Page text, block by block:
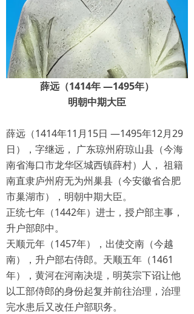
薛远 （1414年 —1495年）
明朝中期大臣
薛远（1414年11月15日 —1495年12月29
日），字继远， 广东琼州府琼山县（今海
南省海口市龙华区城西镇薛村）人， 祖籍
南直隶庐州府无为州巢县（今安徽省合肥
市巢湖市），明朝中期大臣。
正统七年（1442年）进士，授户部主事，
升户部郎中。
天顺元年（1457年），出使交南（今越
南），升户部右侍郎。天顺五年（1461
年），黄河在河南决堤，明英宗下诏让他
以工部侍郎的身份起复并前往治理，治理
完水患后又改任户部职务。